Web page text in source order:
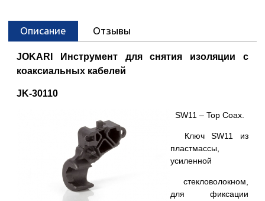
Описание Отзывы
JOKARI Инструмент для снятия изоляции с
коаксиальных кабелей
JK-30110
SW11 – Top Coax.
Ключ SW11 из
пластмассы,
усиленной
стекловолокном,
для фиксации